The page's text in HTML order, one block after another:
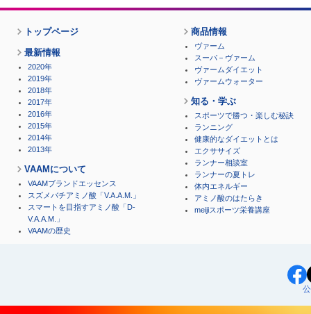
トップページ
最新情報
2020年
2019年
2018年
2017年
2016年
2015年
2014年
2013年
VAAMについて
VAAMブランドエッセンス
スズメバチアミノ酸「V.A.A.M.」
スマートを目指すアミノ酸「D-
V.A.A.M.」
VAAMの歴史
商品情報
ヴァーム
スーパ－ヴァーム
ヴァームダイエット
ヴァームウォーター
知る・学ぶ
スポーツで勝つ・楽しむ秘訣
ランニング
健康的なダイエットとは
エクササイズ
ランナー相談室
ランナーの夏トレ
体内エネルギー
アミノ酸のはたらき
meijiスポーツ栄養講座